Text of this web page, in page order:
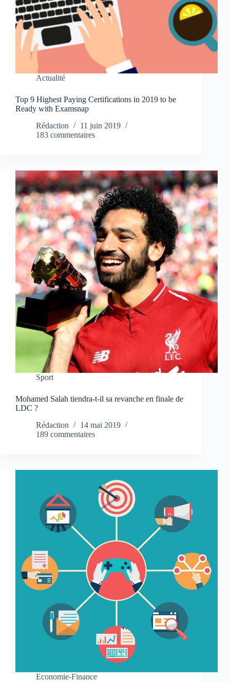
Actualité
Top 9 Highest Paying Certifications in 2019 to be
Ready with Examsnap
Rédaction
11 juin 2019
183 commentaires
Sport
Mohamed Salah tiendra-t-il sa revanche en finale de
LDC ?
Rédaction
14 mai 2019
189 commentaires
Economie-Finance